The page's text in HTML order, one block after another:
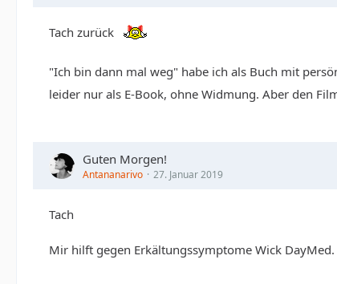
Tach zurück
"Ich bin dann mal weg" habe ich als Buch mit
leider nur als E-Book, ohne Widmung. Aber den
Guten Morgen!
Antananarivo 27. Januar 2019
Tach
Mir hilft gegen Erkältungssymptome Wick